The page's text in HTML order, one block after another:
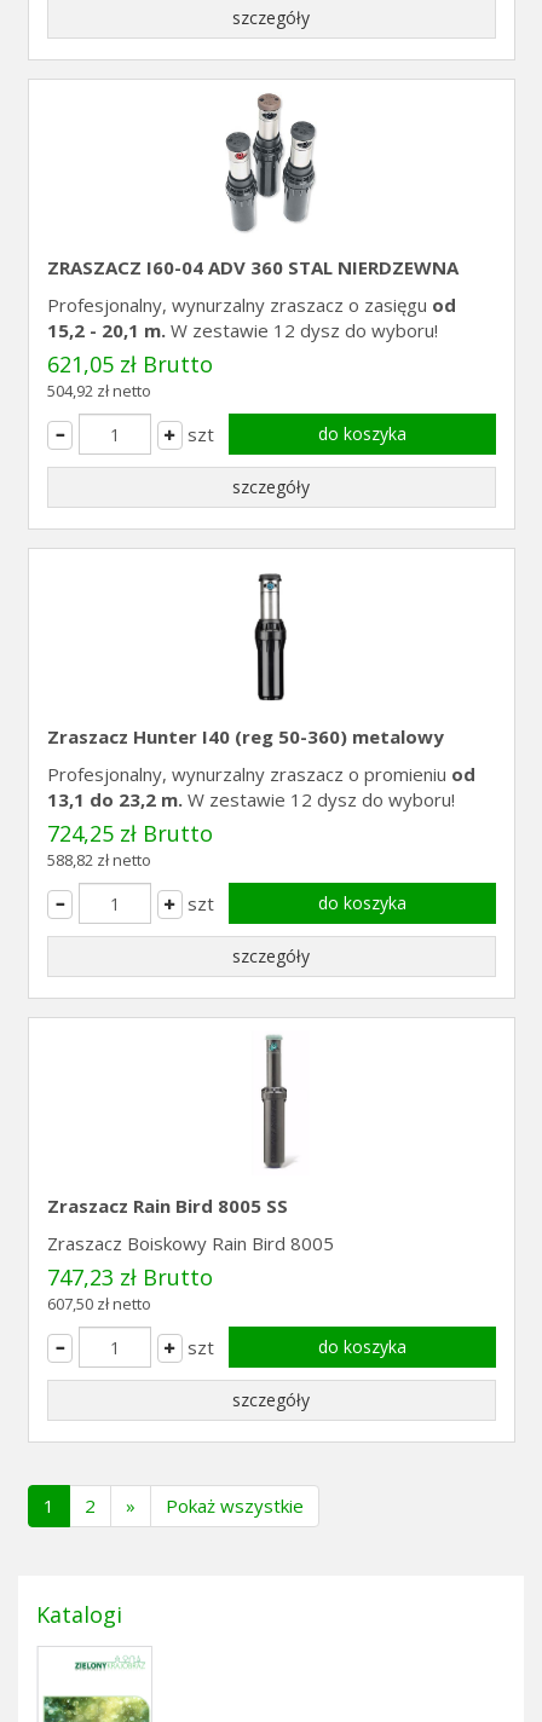
szczegóły
ZRASZACZ I60-04 ADV 360 STAL NIERDZEWNA
Profesjonalny, wynurzalny zraszacz o zasięgu od
15,2 - 20,1 m.W zestawie 12 dysz do wyboru!
621,05 zł Brutto
504,92 zł netto
szt do koszyka
szczegóły
Zraszacz Hunter I40 (reg 50-360) metalowy
Profesjonalny, wynurzalny zraszacz o promieniu od
13,1 do 23,2 m.W zestawie 12 dysz do wyboru!
724,25 zł Brutto
588,82 zł netto
szt do koszyka
szczegóły
Zraszacz Rain Bird 8005 SS
Zraszacz Boiskowy Rain Bird 8005
747,23 zł Brutto
607,50 zł netto
szt do koszyka
szczegóły
1 (current)
2 » Pokaż wszystkie
Katalogi